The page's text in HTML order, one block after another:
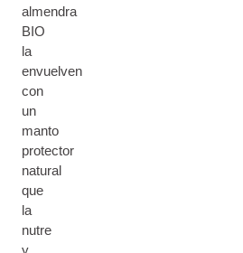
almendra
BIO
la
envuelven
con
un
manto
protector
natural
que
la
nutre
y